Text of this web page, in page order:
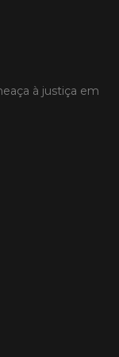
à justiça em